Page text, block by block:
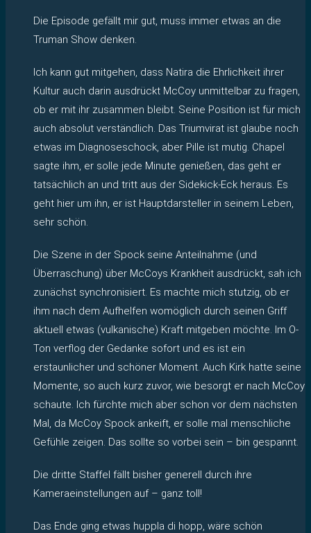
Die Episode gefällt mir gut, muss immer etwas an die
Truman Show denken.
Ich kann gut mitgehen, dass Natira die Ehrlichkeit ihrer
Kultur auch darin ausdrückt McCoy unmittelbar zu fragen,
ob er mit ihr zusammen bleibt. Seine Position ist für mich
auch absolut verständlich. Das Triumvirat ist glaube noch
etwas im Diagnoseschock, aber Pille ist mutig. Chapel
sagte ihm, er solle jede Minute genießen, das geht er
tatsächlich an und tritt aus der Sidekick-Eck heraus. Es
geht hier um ihn, er ist Hauptdarsteller in seinem Leben,
sehr schön.
Die Szene in der Spock seine Anteilnahme (und
Überraschung) über McCoys Krankheit ausdrückt, sah ich
zunächst synchronisiert. Es machte mich stutzig, ob er
ihm nach dem Aufhelfen womöglich durch seinen Griff
aktuell etwas (vulkanische) Kraft mitgeben möchte. Im O-
Ton verflog der Gedanke sofort und es ist ein
erstaunlicher und schöner Moment. Auch Kirk hatte seine
Momente, so auch kurz zuvor, wie besorgt er nach McCoy
schaute. Ich fürchte mich aber schon vor dem nächsten
Mal, da McCoy Spock ankeift, er solle mal menschliche
Gefühle zeigen. Das sollte so vorbei sein – bin gespannt.
Die dritte Staffel fällt bisher generell durch ihre
Kameraeinstellungen auf – ganz toll!
Das Ende ging etwas huppla di hopp, wäre schön